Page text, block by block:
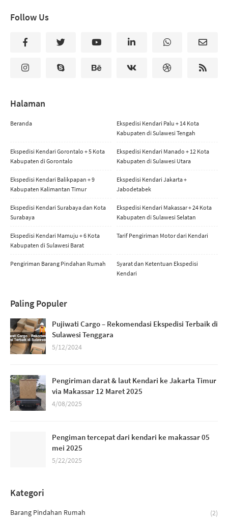
Follow Us
Halaman
Beranda
Ekspedisi Kendari Palu + 14 Kota
Kabupaten di Sulawesi Tengah
Ekspedisi Kendari Gorontalo + 5 Kota
Kabupaten di Gorontalo
Ekspedisi Kendari Manado + 12 Kota
Kabupaten di Sulawesi Utara
Ekspedisi Kendari Balikpapan + 9
Kabupaten Kalimantan Timur
Ekspedisi Kendari Jakarta +
Jabodetabek
Ekspedisi Kendari Surabaya dan Kota
Surabaya
Ekspedisi Kendari Makassar + 24 Kota
Kabupaten di Sulawesi Selatan
Ekspedisi Kendari Mamuju + 6 Kota
Kabupaten di Sulawesi Barat
Tarif Pengiriman Motor dari Kendari
Pengiriman Barang Pindahan Rumah
Syarat dan Ketentuan Ekspedisi
Kendari
Paling Populer
Pujiwati Cargo – Rekomendasi Ekspedisi Terbaik di
Sulawesi Tenggara
5/12/2024
Pengiriman darat & laut Kendari ke Jakarta Timur
via Makassar 12 Maret 2025
4/08/2025
Pengiman tercepat dari kendari ke makassar 05
mei 2025
5/22/2025
Kategori
Barang Pindahan Rumah
(2)